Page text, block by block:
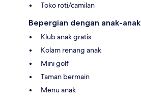
Toko roti/camilan
Bepergian dengan anak-anak
Klub anak gratis
Kolam renang anak
Mini golf
Taman bermain
Menu anak